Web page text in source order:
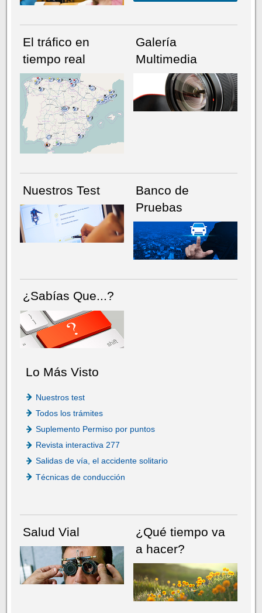
NÚMERO ACTUALHEMEROTECA
El tráfico en
tiempo real
Galería
Multimedia
Nuestros Test
Banco de
Pruebas
¿Sabías Que...?
Lo Más Visto
Nuestros test
Todos los trámites
Suplemento Permiso por puntos
Revista interactiva 277
Salidas de vía, el accidente solitario
Técnicas de conducción
Salud Vial
¿Qué tiempo va
a hacer?